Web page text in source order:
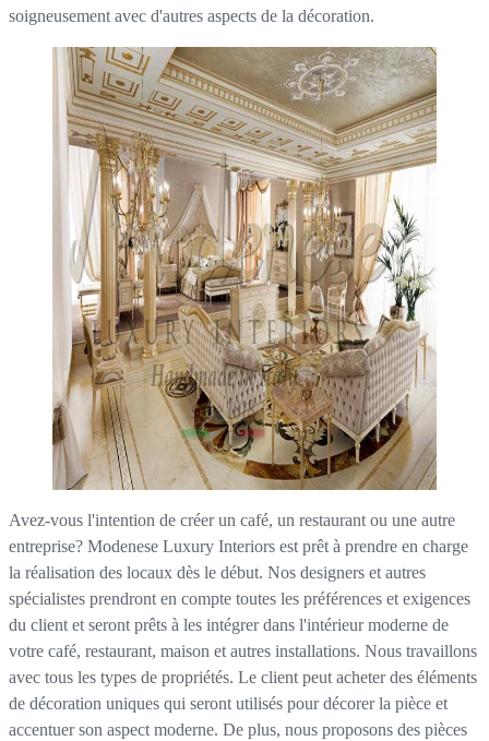
soigneusement avec d'autres aspects de la décoration.
Avez-vous l'intention de créer un café, un restaurant ou une autre
entreprise? Modenese Luxury Interiors est prêt à prendre en charge
la réalisation des locaux dès le début. Nos designers et autres
spécialistes prendront en compte toutes les préférences et exigences
du client et seront prêts à les intégrer dans l'intérieur moderne de
votre café, restaurant, maison et autres installations. Nous travaillons
avec tous les types de propriétés. Le client peut acheter des éléments
de décoration uniques qui seront utilisés pour décorer la pièce et
accentuer son aspect moderne. De plus, nous proposons des pièces